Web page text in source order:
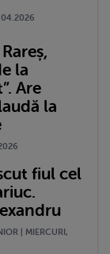
la
Are
la
fiul cel
| MIERCURI,